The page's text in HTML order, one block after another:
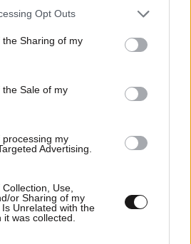
app uses one or more Google
usage behaviour. You may click to
Google and its third-party tags to
purposes in below Google
Opt Outs
Sharing of my
Sale of my
my
Advertising.
Use,
or Sharing of my
Unrelated with the
was collected.